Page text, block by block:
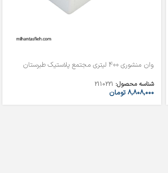
وان منشوری 400 لیتری مجتمع پلاستیک طبرستان
شناسه محصول: 2110221
۸,۸۰۸,۰۰۰تومان